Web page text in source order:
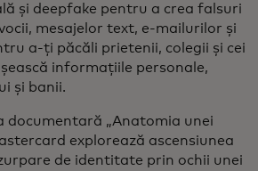
și deepfake pentru a crea falsuri
mesajelor text, e-mailurilor și
a-ți păcăli prietenii, colegii și cei
informațiile personale,
și banii.
documentară „Anatomia unei
explorează ascensiunea
de identitate prin ochii unei